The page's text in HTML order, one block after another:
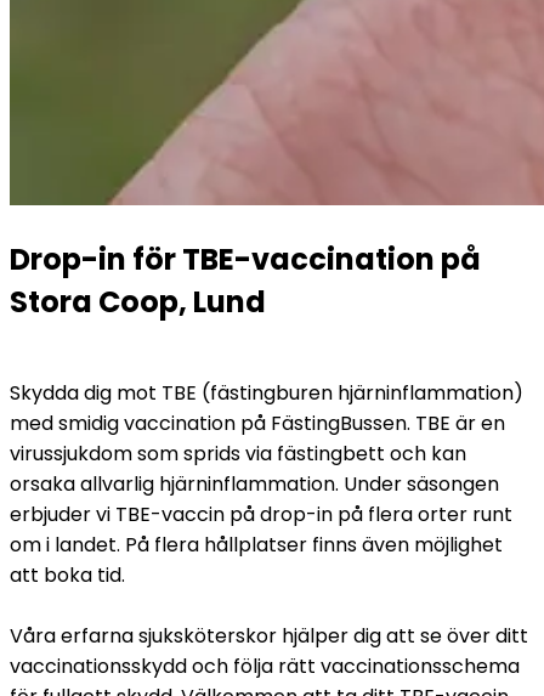
Drop-in för TBE-vaccination på
Stora Coop, Lund
Skydda dig mot TBE (fästingburen hjärninflammation)
med smidig vaccination på FästingBussen. TBE är en
virussjukdom som sprids via fästingbett och kan
orsaka allvarlig hjärninflammation. Under säsongen
erbjuder vi TBE-vaccin på drop-in på flera orter runt
om i landet. På flera hållplatser finns även möjlighet
att boka tid.
Våra erfarna sjuksköterskor hjälper dig att se över ditt
vaccinationsskydd och följa rätt vaccinationsschema